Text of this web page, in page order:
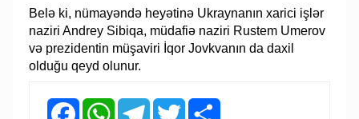
Belə ki, nümayəndə heyətinə Ukraynanın xarici işlər
naziri Andrey Sibiqa, müdafiə naziri Rustem Umerov
və prezidentin müşaviri İqor Jovkvanın da daxil
olduğu qeyd olunur.
FacebookWhatsAppTelegramTwitter